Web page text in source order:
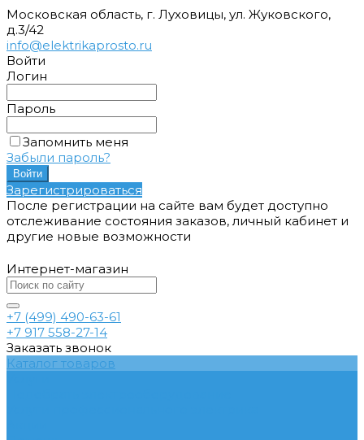
Московская область, г. Луховицы, ул. Жуковского,
д.3/42
info@elektrikaprosto.ru
Войти
Логин
Пароль
Запомнить меня
Забыли пароль?
Зарегистрироваться
После регистрации на сайте вам будет доступно
отслеживание состояния заказов, личный кабинет и
другие новые возможности
Интернет-магазин
+7 (499) 490-63-61
+7 917 558-27-14
Заказать звонок
Каталог товаров